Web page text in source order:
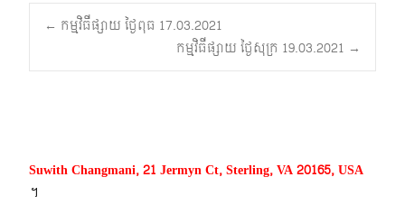
Post
navigation
← កម្មវិធីផ្សាយ ថ្ងៃពុធ 17.03.2021
កម្មវិធីផ្សាយ ថ្ងៃសុក្រ 19.03.2021 →
Suwith Changmani, 21 Jermyn Ct, Sterling, VA 20165, USA
។​